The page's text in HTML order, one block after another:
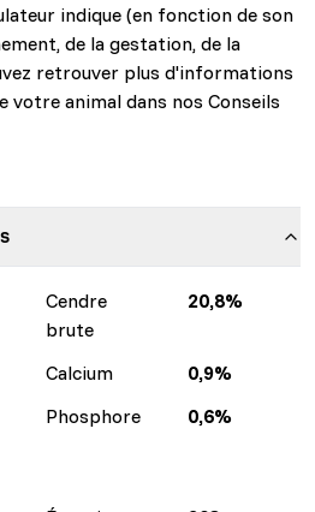
indique (en fonction de son
de la gestation, de la
retrouver plus d'informations
votre animal dans nos Conseils
Cendre
brute
20,8%
Calcium
0,9%
Phosphore 0,6%